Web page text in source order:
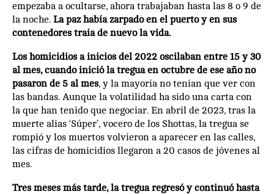
empezaba a ocultarse, ahora trabajaban hasta las 8 o 9 de
la noche. La paz había zarpado en el puerto y en sus
contenedores traía de nuevo la vida.
Los homicidios a inicios del 2022 oscilaban entre 15 y 30
al mes, cuando inició la tregua en octubre de ese año no
pasaron de 5 al mes, y la mayoría no tenían que ver con
las bandas. Aunque la volatilidad ha sido una carta con
la que han tenido que negociar. En abril de 2023, tras la
muerte alias ‘Súper’, vocero de los Shottas, la tregua se
rompió y los muertos volvieron a aparecer en las calles,
las cifras de homicidios llegaron a 20 casos de jóvenes al
mes.
Tres meses más tarde, la tregua regresó y continuó hasta